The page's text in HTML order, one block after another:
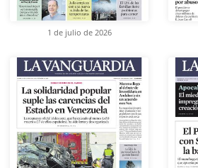
1 de julio de 2026